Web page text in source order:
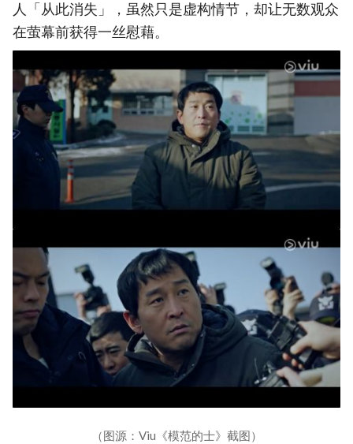
人「从此消失」，虽然只是虚构情节，却让无数观众
在萤幕前获得一丝慰藉。
（图源：Viu《模范的士》截图）